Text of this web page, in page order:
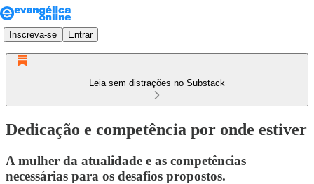
Inscreva-se Entrar
Leia sem distrações no Substack
Dedicação e competência por onde estiver
A mulher da atualidade e as competências
necessárias para os desafios propostos.